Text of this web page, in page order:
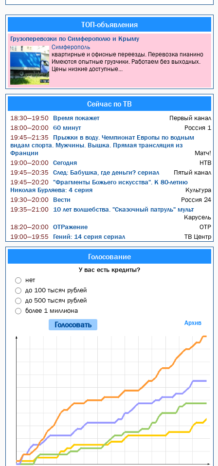
ТОП-объявления
Грузоперевозки по Симферополю и Крыму
Симферополь
квартирные и офисные переезды. Перевозка пианино
Имеются опытные грузчики. Работаем без выходных.
Цены низкие доступные...
Сейчас по ТВ
18:30—19:50 Время покажет Первый канал
18:00—20:00 60 минут Россия 1
19:45—21:35
Прыжки в воду. Чемпионат Европы по водным
видам спорта. Мужчины. Вышка. Прямая трансляция из
Франции
Матч!
19:00—20:00 Сегодня НТВ
19:45—20:35 След: Бабушка, где деньги? сериал Пятый канал
19:45—20:20
"Фрагменты Божьего искусства". К 80-летию
Николая Бурляева: 4 серия
Культура
19:30—20:00 Вести Россия 24
19:35—21:00
10 лет волшебства. "Сказочный патруль" мульт
Карусель
18:20—20:00 ОТРажение ОТР
19:00—19:55 Гений: 14 серия сериал ТВ Центр
Голосование
У вас есть кредиты?
нет
до 100 тысяч рублей
до 500 тысяч рублей
более 1 миллиона
Архив